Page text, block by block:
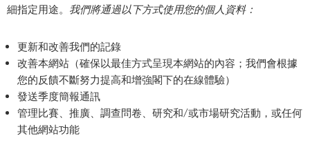
細指定用途。 我們將通過以下方式使用您的個人資料：
更新和改善我們的記錄
改善本網站（確保以最佳方式呈現本網站的內容；我們會根據
您的反饋不斷努力提高和增強閣下的在線體驗）
發送季度簡報通訊
管理比賽、推廣、調查問卷、研究和/或市場研究活動，或任何
其他網站功能